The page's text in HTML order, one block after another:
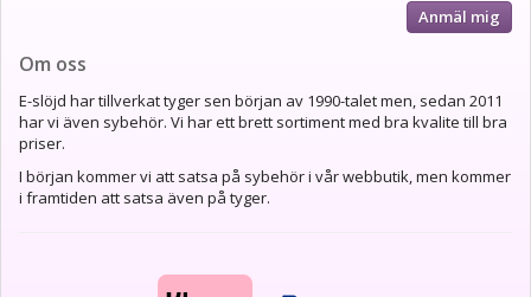
Anmäl mig
Om oss
E-slöjd har tillverkat tyger sen början av 1990-talet men, sedan 2011
har vi även sybehör. Vi har ett brett sortiment med bra kvalite till bra
priser.
I början kommer vi att satsa på sybehör i vår webbutik, men kommer
i framtiden att satsa även på tyger.